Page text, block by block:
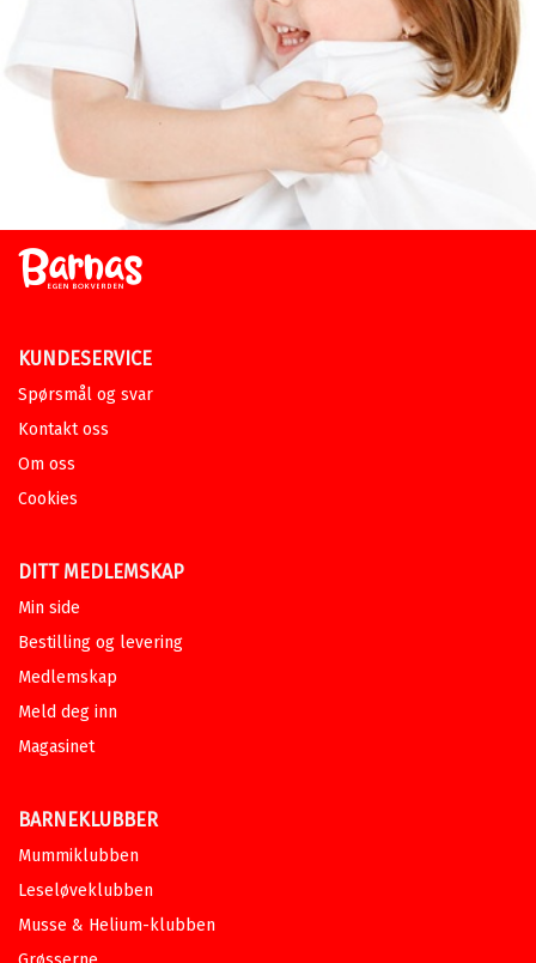
KUNDESERVICE
Spørsmål og svar
Kontakt oss
Om oss
Cookies
DITT MEDLEMSKAP
Min side
Bestilling og levering
Medlemskap
Meld deg inn
Magasinet
BARNEKLUBBER
Mummiklubben
Leseløveklubben
Musse & Helium-klubben